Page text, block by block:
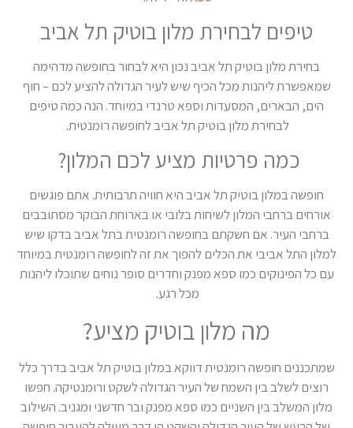
טיפים לבחירת מלון בוטיק תל אביב
בחירת מלון בוטיק תל אביב נכון היא לבחור בחופשה מדהימה
שמאפשרת ליהנות מכל הכיף שיש לעיר הגדולה להציע לכם – חוף
הים, הבארים, המסעדות וספא טרנדי במיוחד. הנה כמה טיפים
לבחירת מלון בוטיק תל אביב לחופשה רומנטית.
כמה פרטיות מציע לכם המלון?
חופשה במלון בוטיק תל אביב היא חוויה תרבותית. אתם פוגשים
אורחים ברחבי המלון לשיחות בלובי או בארוחת הבוקר מסתובבים
ברחבי העיר. אם חשקתם בחופשה רומנטית בתל אביב בדקו שיש
למלון התל אביבי את הכלים להפוך את זה לחופשה רומנטית במיוחד
עם כל הפינוקים כמו ספא מפנק וחדרים סופר נוחים שתוכלו ליהנות
מכל רגע.
מה מלון בוטיק מציע?
שמתכננים חופשה רומנטית דווקא במלון בוטיק תל אביב בדרך כלל
רוצים לשלב בין השמח של העיר הגדולה לשקט ורומנטיקה. חפשו
מלון המשלב בין השניים כמו ספא מפנק ובר חדשני ומגניב. השילוב